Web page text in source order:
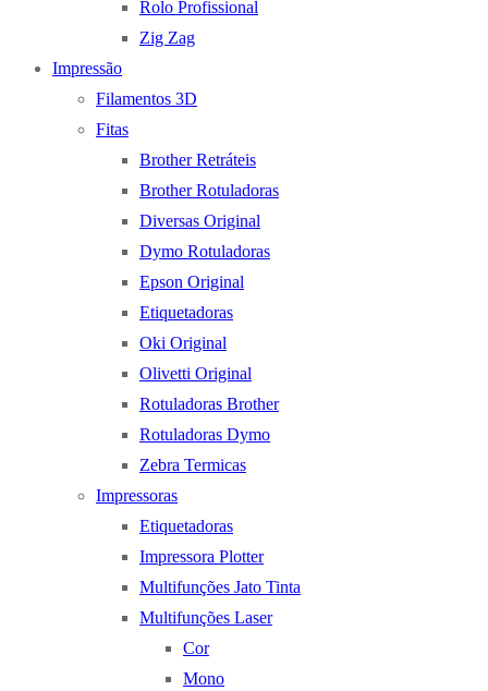
Rolo Profissional
Zig Zag
Impressão
Filamentos 3D
Fitas
Brother Retráteis
Brother Rotuladoras
Diversas Original
Dymo Rotuladoras
Epson Original
Etiquetadoras
Oki Original
Olivetti Original
Rotuladoras Brother
Rotuladoras Dymo
Zebra Termicas
Impressoras
Etiquetadoras
Impressora Plotter
Multifunções Jato Tinta
Multifunções Laser
Cor
Mono